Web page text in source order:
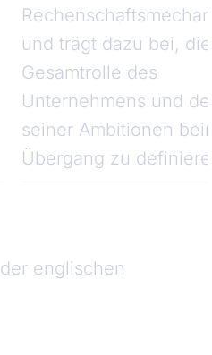
und trägt dazu bei, die
Gesamtrolle des
Unternehmens und
seiner Ambitionen
Übergang zu
englischen